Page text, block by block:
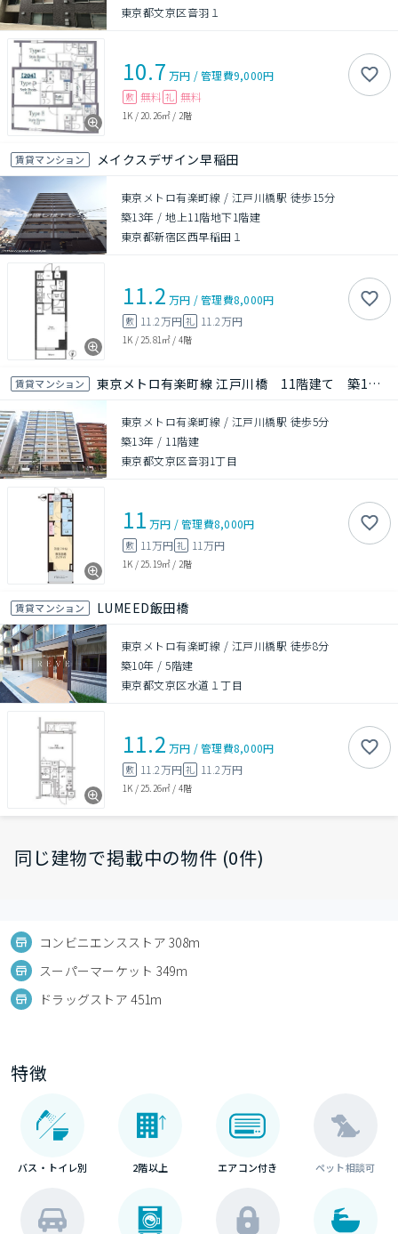
東京都文京区音羽１
10.7 万円 /管理費9,000円
敷 無料 礼 無料
1K / 20.26㎡ / 2階
賃貸マンション メイクスデザイン早稲田
東京メトロ有楽町線 / 江戸川橋駅 徒歩15分
築13年 /地上11階地下1階建
東京都新宿区西早稲田１
11.2 万円 /管理費8,000円
敷 11.2万円 礼 11.2万円
1K / 25.81㎡ / 4階
賃貸マンション 東京メトロ有楽町線 江戸川橋 11階建て 築12年
東京メトロ有楽町線 / 江戸川橋駅 徒歩5分
築13年 / 11階建
東京都文京区音羽1丁目
11 万円 /管理費8,000円
敷 11万円 礼 11万円
1K / 25.19㎡ / 2階
賃貸マンション LUMEED飯田橋
東京メトロ有楽町線 / 江戸川橋駅 徒歩8分
築10年 /5階建
東京都文京区水道１丁目
11.2 万円 /管理費8,000円
敷 11.2万円 礼 11.2万円
1K / 25.26㎡ / 4階
同じ建物で掲載中の物件 (0件)
コンビニエンスストア 308m
スーパーマーケット 349m
ドラッグストア 451m
特徴
バス・トイレ別 2階以上 エアコン付き ペット相談可